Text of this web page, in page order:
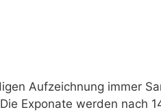
Aufzeichnung immer
Exponate werden nach